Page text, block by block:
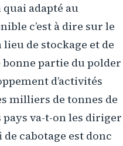
adapté au
c’est à dire sur le
de stockage et de
partie du polder
d’activités
milliers de tonnes de
va-t-on les diriger
cabotage est donc